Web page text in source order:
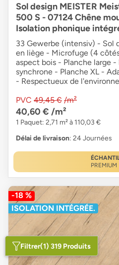
Sol design MEISTER
500 S - 07124 Chêne
Isolation phonique
33 Gewerbe (intensiv) - Sol
en liège - Microfuge (4
aspect bois - Planche large
synchrone - Planche XL -
- Respectueux de
PVC 49,45 € /m²
40,60 € /m²
1 Paquet: 2,71 m² à 110,03 €
Délai de livraison: 24 Journées
PREMIUM
-18 %
ISOLATION INTÉGRÉE.
Filtrer(1) 319 Produits